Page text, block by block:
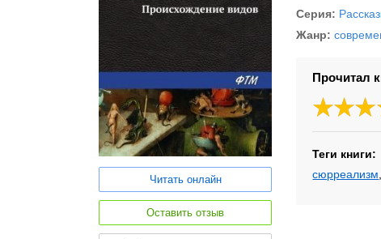
Читать онлайн
Оставить отзыв
Серия:
Жанр:
Прочитал
Теги книги:
сюрреализм